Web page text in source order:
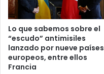
Lo que sabemos sobre el
“escudo” antimisiles
lanzado por nueve países
europeos, entre ellos
Francia